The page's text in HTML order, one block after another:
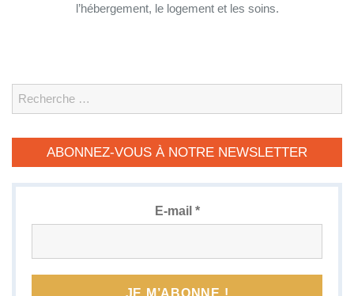
l’hébergement, le logement et les soins.
Search
ABONNEZ-VOUS À NOTRE NEWSLETTER
E-mail *